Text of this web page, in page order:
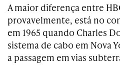
A maior diferença entre
provavelmente, está no
em 1965 quando Charles
sistema de cabo em Nova
a passagem em vias